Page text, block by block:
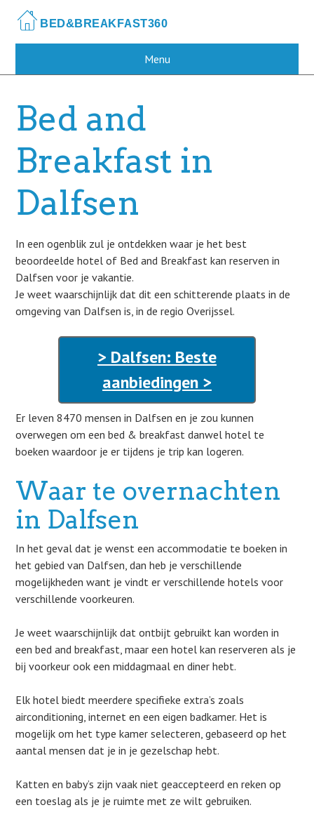
main
Menu
Bed and
Breakfast in
Dalfsen
In een ogenblik zul je ontdekken waar je het best
beoordeelde hotel of Bed and Breakfast kan reserven in
Dalfsen voor je vakantie.
Je weet waarschijnlijk dat dit een schitterende plaats in de
omgeving van Dalfsen is, in de regio Overijssel.
> Dalfsen: Beste
aanbiedingen >
Er leven 8470 mensen in Dalfsen en je zou kunnen
overwegen om een bed & breakfast danwel hotel te
boeken waardoor je er tijdens je trip kan logeren.
Waar te overnachten
in Dalfsen
In het geval dat je wenst een accommodatie te boeken in
het gebied van Dalfsen, dan heb je verschillende
mogelijkheden want je vindt er verschillende hotels voor
verschillende voorkeuren.
Je weet waarschijnlijk dat ontbijt gebruikt kan worden in
een bed and breakfast, maar een hotel kan reserveren als je
bij voorkeur ook een middagmaal en diner hebt.
Elk hotel biedt meerdere specifieke extra’s zoals
airconditioning, internet en een eigen badkamer. Het is
mogelijk om het type kamer selecteren, gebaseerd op het
aantal mensen dat je in je gezelschap hebt.
Katten en baby’s zijn vaak niet geaccepteerd en reken op
een toeslag als je je ruimte met ze wilt gebruiken.